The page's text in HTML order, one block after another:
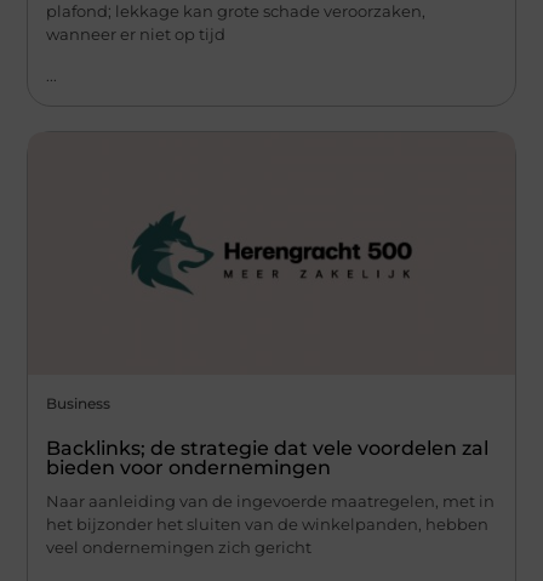
plafond; lekkage kan grote schade veroorzaken,
wanneer er niet op tijd
Business
Backlinks; de strategie dat vele voordelen zal
bieden voor ondernemingen
Naar aanleiding van de ingevoerde maatregelen, met in
het bijzonder het sluiten van de winkelpanden, hebben
veel ondernemingen zich gericht